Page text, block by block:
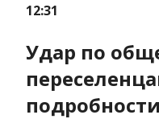
12:31
Удар по